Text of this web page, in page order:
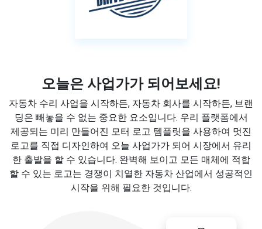
오늘은 사업가가 되어보세요!
자동차 수리 사업을 시작하든, 자동차 회사를 시작하든, 브랜
딩은 빼놓을 수 없는 중요한 요소입니다. 우리 플랫폼에서
제공되는 미리 만들어진 모터 로고 템플릿을 사용하여 멋진
로고를 직접 디자인하여 오늘 사업가가 되어 시장에서 유리
한 출발을 할 수 있습니다. 완벽해 보이고 모든 매체에 적합
할 수 있는 로고는 경쟁이 치열한 자동차 산업에서 성공적인
시작을 위해 필요한 것입니다.